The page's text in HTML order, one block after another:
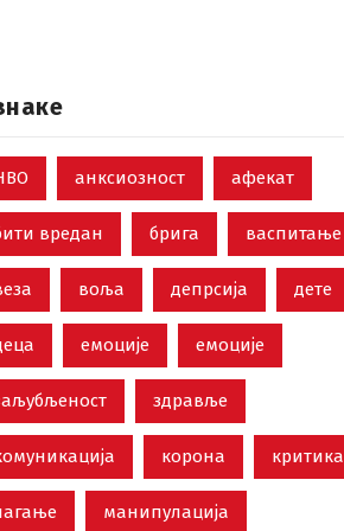
анксиозност афекат
вредан брига васпитање
воља депрсија дете
емоције емоције
здравље
корона критика
манипулација